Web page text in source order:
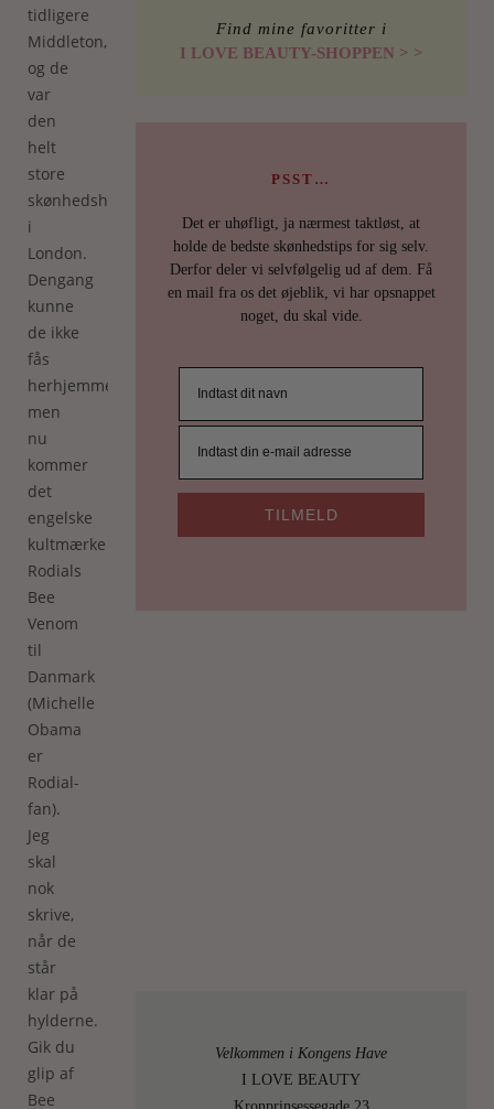
tidligere
Middleton,
og de
var
den
helt
store
skønhedshype
i
London.
Dengang
kunne
de ikke
fås
herhjemme,
men
nu
kommer
det
engelske
kultmærke
Rodials
Bee
Venom
til
Danmark
(Michelle
Obama
er
Rodial-
fan).
Jeg
skal
nok
skrive,
når de
står
klar på
hylderne.
Gik du
glip af
Bee
Find mine favoritter i
I LOVE BEAUTY-SHOPPEN > >
PSST…
Det er uhøfligt, ja nærmest taktløst, at
holde de bedste skønhedstips for sig selv.
Derfor deler vi selvfølgelig ud af dem. Få
en mail fra os det øjeblik, vi har opsnappet
noget, du skal vide.
TILMELD
Velkommen i Kongens Have
I LOVE BEAUTY